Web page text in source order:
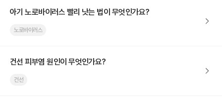
아기 노로바이러스 빨리 낫는 법이 무엇인가요?
노로바이러스
건선 피부염 원인이 무엇인가요?
건선